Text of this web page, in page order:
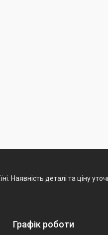
Наявність деталі та ціну
Графік роботи